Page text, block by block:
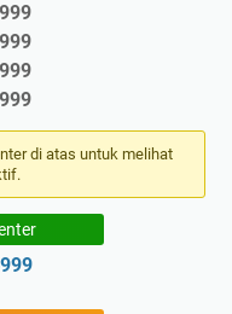
di atas untuk melihat